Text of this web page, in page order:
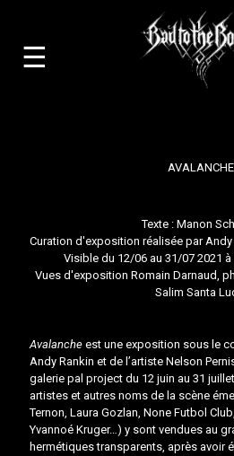
☰
AVALANCHE
Texte : Manon
Curation d'exposition réalisée parAndy
Visible du 12/06 au 31/07 2021
Vues d'exposition Romain Darnaud,
Salim Santa
Avalanche est une exposition sous le
Andy Rankin et de l’artiste Nelson
galerie pal project du 12 juin au 31
artistes et autres noms de la scène
Ternon, Laura Gozlan, None Futbol Club,
Yvannoé Kruger…) y sont vendues au
hermétiques transparents, après avoir